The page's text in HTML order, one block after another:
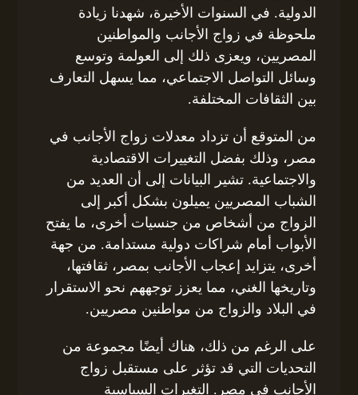
الدولية. في السنوات الأخيرة، شهدنا زيادة
ملحوظة في زواج الأجانب والمواطنين
المصريين، ويعزى ذلك إلى العولمة وتوسع
وسائل التواصل الاجتماعي، مما يسهل التعارف
بين الثقافات المختلفة.
من المتوقع أن تزداد معدلات زواج الأجانب في
مصر، وذلك بفضل التغييرات الاقتصادية
والاجتماعية. تشير البيانات إلى أن العديد من
الشباب المصريين يميلون بشكل أكبر إلى
الزواج من أشخاص من جنسيات أخرى، ما يفتح
الأبواب أمام شراكات دولية مستدامة. من جهة
أخرى، يتزايد إعجاب الأجانب بمصر، ثقافتها،
وتاريخها الغني، مما يعزز توجههم نحو الاستقرار
في البلاد والزواج من مواطنين مصريين.
على الرغم من ذلك، هناك أيضًا مجموعة من
التحديات التي قد تؤثر على مستقبل زواج
الأجانب في مصر. التغيرات السياسية